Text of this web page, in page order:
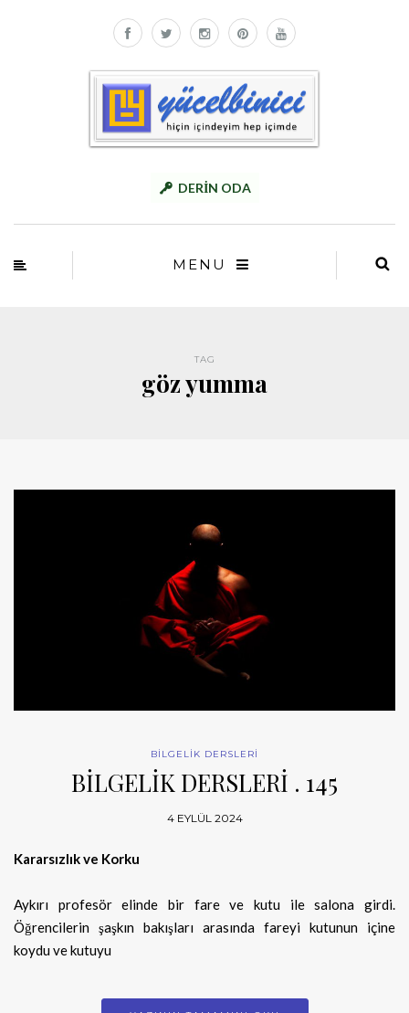
DERİN ODA
MENU
TAG
göz yumma
BİLGELİK DERSLERİ
BİLGELİK DERSLERİ . 145
4 EYLÜL 2024
Kararsızlık ve Korku
Aykırı profesör elinde bir fare ve kutu ile salona girdi.
Öğrencilerin şaşkın bakışları arasında fareyi kutunun içine
koydu ve kutuyu